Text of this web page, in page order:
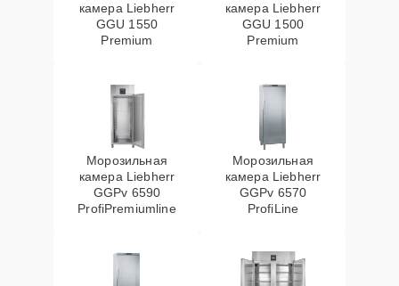
камера Liebherr
GGU 1550
Premium
камера Liebherr
GGU 1500
Premium
Морозильная
камера Liebherr
GGPv 6590
ProfiPremiumline
Морозильная
камера Liebherr
GGPv 6570
ProfiLine